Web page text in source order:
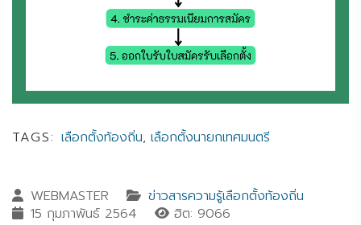
TAGS: เลือกตั้งท้องถิ่น, เลือกตั้งนายกเทศมนตรี
WEBMASTER
ข่าวสารความรู้เลือกตั้งท้องถิ่น
15 กุมภาพันธ์ 2564
ฮิต: 9066